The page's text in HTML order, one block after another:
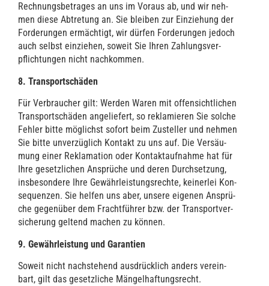
Rech­nungs­be­tra­ges an uns im Vor­aus ab, und wir neh­
men die­se Abtre­tung an. Sie blei­ben zur Ein­zie­hung der
For­de­run­gen ermäch­tigt, wir dür­fen For­de­run­gen jedoch
auch selbst ein­zie­hen, soweit Sie Ihren Zah­lungs­ver­
pflich­tun­gen nicht nachkommen.
8. Trans­port­schä­den
Für Ver­brau­cher gilt: Wer­den Waren mit offen­sicht­li­chen
Trans­port­schä­den ange­lie­fert, so rekla­mie­ren Sie sol­che
Feh­ler bit­te mög­lichst sofort beim Zustel­ler und neh­men
Sie bit­te unver­züg­lich Kon­takt zu uns auf. Die Ver­säu­
mung einer Rekla­ma­ti­on oder Kon­takt­auf­nah­me hat für
Ihre gesetz­li­chen Ansprü­che und deren Durch­set­zung,
ins­be­son­de­re Ihre Gewähr­leis­tungs­rech­te, kei­ner­lei Kon­
se­quen­zen. Sie hel­fen uns aber, unse­re eige­nen Ansprü­
che gegen­über dem Fracht­füh­rer bzw. der Trans­port­ver­
si­che­rung gel­tend machen zu können.
9. Gewähr­leis­tung und Garantien
Soweit nicht nach­ste­hend aus­drück­lich anders ver­ein­
bart, gilt das gesetz­li­che Män­gel­haf­tungs­recht.